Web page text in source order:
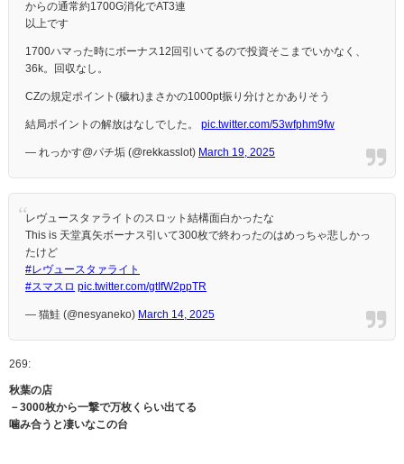
からの通常約1700G消化でAT3連
以上です
1700ハマった時にボーナス12回引いてるので投資そこまでいかなく、
36k。回収なし。
CZの規定ポイント(穢れ)まさかの1000pt振り分けとかありそう
結局ポイントの解放はなしでした。 pic.twitter.com/53wfphm9fw
— れっかす@パチ垢 (@rekkasslot) March 19, 2025
レヴュースタァライトのスロット結構面白かったな
This is 天堂真矢ボーナス引いて300枚で終わったのはめっちゃ悲しかっ
たけど
#レヴュースタァライト
#スマスロ pic.twitter.com/gtIfW2ppTR
— 猫鮭 (@nesyaneko) March 14, 2025
269:
秋葉の店
－3000枚から一撃で万枚くらい出てる
噛み合うと凄いなこの台